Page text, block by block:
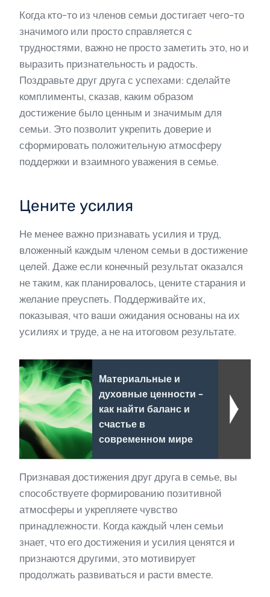
Когда кто-то из членов семьи достигает чего-то
значимого или просто справляется с
трудностями, важно не просто заметить это, но и
выразить признательность и радость.
Поздравьте друг друга с успехами: сделайте
комплименты, сказав, каким образом
достижение было ценным и значимым для
семьи. Это позволит укрепить доверие и
сформировать положительную атмосферу
поддержки и взаимного уважения в семье.
Цените усилия
Не менее важно признавать усилия и труд,
вложенный каждым членом семьи в достижение
целей. Даже если конечный результат оказался
не таким, как планировалось, цените старания и
желание преуспеть. Поддерживайте их,
показывая, что ваши ожидания основаны на их
усилиях и труде, а не на итоговом результате.
Материальные и
духовные ценности -
как найти баланс и
счастье в
современном мире
Признавая достижения друг друга в семье, вы
способствуете формированию позитивной
атмосферы и укрепляете чувство
принадлежности. Когда каждый член семьи
знает, что его достижения и усилия ценятся и
признаются другими, это мотивирует
продолжать развиваться и расти вместе.